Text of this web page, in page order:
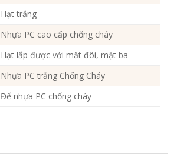
Hạt trắng
Nhựa PC cao cấp chống cháy
Hạt lắp được với măt đôi, mặt ba
Nhựa PC trắng Chống Cháy
Đế nhựa PC chống cháy